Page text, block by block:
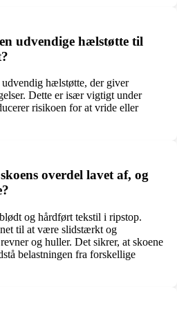
udvendige hælstøtte til
udvendig hælstøtte, der giver
Dette er især vigtigt under
risikoen for at vride eller
overdel lavet af, og
og hårdført tekstil i ripstop.
til at være slidstærkt og
og huller. Det sikrer, at skoene
belastningen fra forskellige